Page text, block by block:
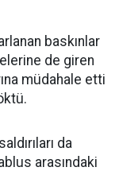
baskınlar
de giren
müdahale etti
da
arasındaki